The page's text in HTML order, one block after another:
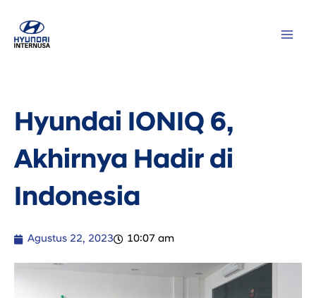
konten
Hyundai IONIQ 6,
Akhirnya Hadir di
Indonesia
Agustus 22, 2023 10:07 am